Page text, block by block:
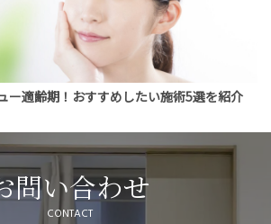
ー適齢期！おすすめしたい施術5選を紹介
問い合わせ
CONTACT